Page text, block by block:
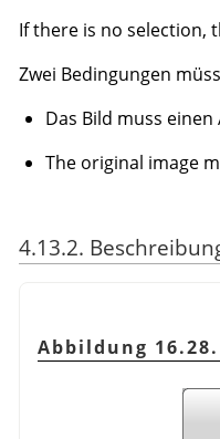
If there is no selection,
Zwei Bedingungen
Das Bild muss
The original image
4.13.2.
Abbildung